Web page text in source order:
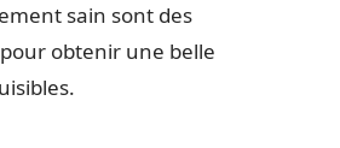
sain sont des
obtenir une belle